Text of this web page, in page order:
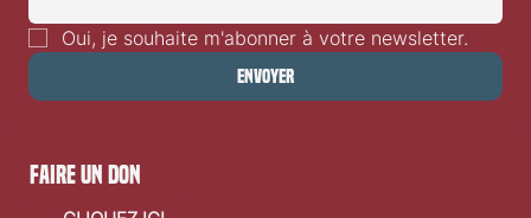
Oui, je souhaite m'abonner à votre newsletter.
Envoyer
faire un don